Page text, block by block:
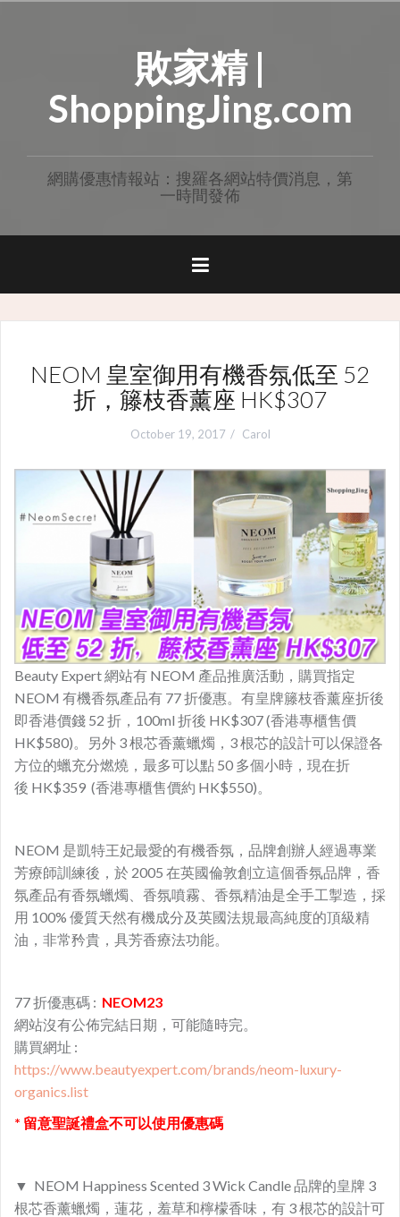
敗家精 |
ShoppingJing.com
網購優惠情報站：搜羅各網站特價消息，第
一時間發佈
NEOM 皇室御用有機香氛低至 52
折，籐枝香薰座 HK$307
October 19, 2017 Carol
Beauty Expert 網站有 NEOM 產品推廣活動，購買指定
NEOM 有機香氛產品有 77 折優惠。有皇牌籐枝香薰座折後
即香港價錢 52 折，100ml 折後 HK$307 (香港專櫃售價
HK$580)。另外 3 根芯香薰蠟燭，3 根芯的設計可以保證各
方位的蠟充分燃燒，最多可以點 50 多個小時，現在折
後 HK$359 (香港專櫃售價約 HK$550)。
NEOM 是凱特王妃最愛的有機香氛，品牌創辦人經過專業
芳療師訓練後，於 2005 在英國倫敦創立這個香氛品牌，香
氛產品有香氛蠟燭、香氛噴霧、香氛精油是全手工掣造，採
用 100% 優質天然有機成分及英國法規最高純度的頂級精
油，非常矜貴，具芳香療法功能。
77折優惠碼 : NEOM23
網站沒有公佈完結日期，可能隨時完。
購買網址 :
https://www.beautyexpert.com/brands/neom-luxury-
organics.list
* 留意聖誕禮盒不可以使用優惠碼
▼ NEOM Happiness Scented 3 Wick Candle 品牌的皇牌 3
根芯香薰蠟燭，蓮花，羞草和檸檬香味，有 3 根芯的設計可